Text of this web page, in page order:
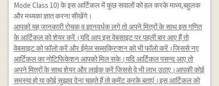
Mode Class 10) के इस आर्टिकल में कुछ सवालों को हल करके माध्य,बहुलक
और मध्यका ज्ञात करना सीखेंगे।
आपको यह जानकारी रोचक व ज्ञानवर्धक लगे तो अपने मित्रों के साथ इस गणित
के आर्टिकल को शेयर करें।यदि आप इस वेबसाइट पर पहली बार आए हैं तो
वेबसाइट को फॉलो करें और ईमेल सब्सक्रिप्शन को भी फॉलो करें।जिससे नए
आर्टिकल का नोटिफिकेशन आपको मिल सके।यदि आर्टिकल पसन्द आए तो
अपने मित्रों के साथ शेयर और लाईक करें जिससे वे भी लाभ उठाए।आपकी कोई
समस्या हो या कोई सुझाव देना चाहते हैं तो कमेंट करके बताएं।इस आर्टिकल को